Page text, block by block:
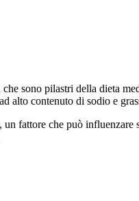
sono pilastri della dieta
contenuto di sodio e
fattore che può